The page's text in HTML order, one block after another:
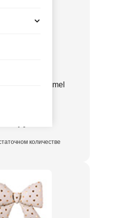
Retro Camel
количестве